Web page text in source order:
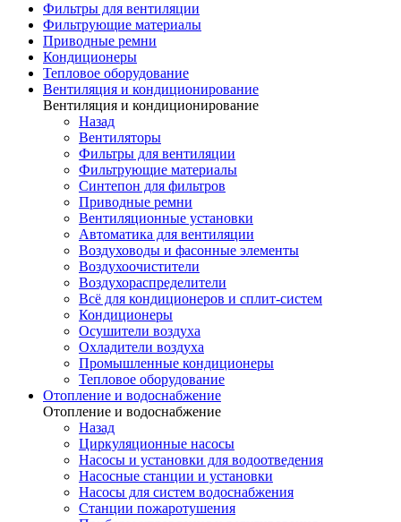
Фильтры для вентиляции
Фильтрующие материалы
Приводные ремни
Кондиционеры
Тепловое оборудование
Вентиляция и кондиционирование
Вентиляция и кондиционирование
Назад
Вентиляторы
Фильтры для вентиляции
Фильтрующие материалы
Синтепон для фильтров
Приводные ремни
Вентиляционные установки
Автоматика для вентиляции
Воздуховоды и фасонные элементы
Воздухоочистители
Воздухораспределители
Всё для кондиционеров и сплит-систем
Кондиционеры
Осушители воздуха
Охладители воздуха
Промышленные кондиционеры
Тепловое оборудование
Отопление и водоснабжение
Отопление и водоснабжение
Назад
Циркуляционные насосы
Насосы и установки для водоотведения
Насосные станции и установки
Насосы для систем водоснабжения
Станции пожаротушения